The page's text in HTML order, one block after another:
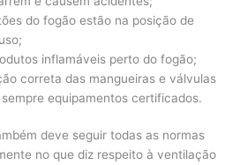
do fogão estão na posição de
inflamáveis perto do fogão;
correta das mangueiras e válvulas
equipamentos certificados.
deve seguir todas as normas
no que diz respeito à ventilação